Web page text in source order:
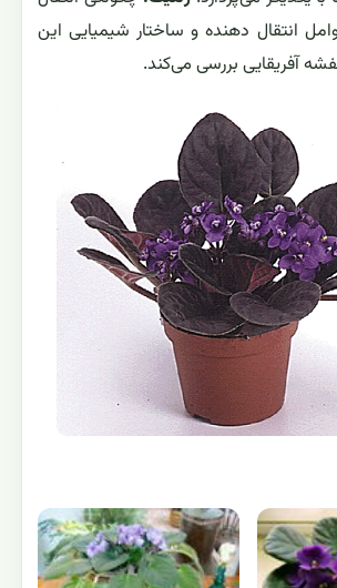
انتقال دهنده و ساختار شیمیایی این
آفریقایی بررسی می‌کند.